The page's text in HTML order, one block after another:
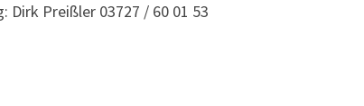
Dirk Preißler 03727 / 60 01 53